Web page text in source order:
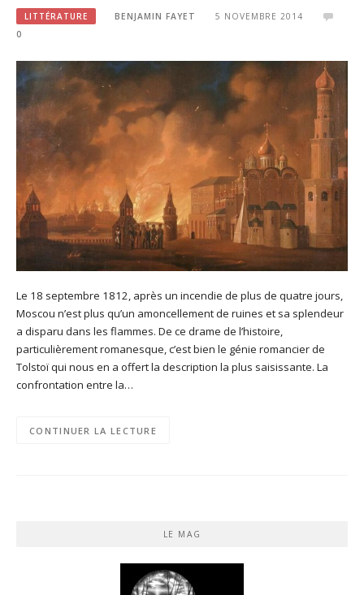
LITTÉRATURE BENJAMIN FAYET
5 NOVEMBRE 2014
0
Le 18 septembre 1812, après un incendie de plus de quatre jours,
Moscou n’est plus qu’un amoncellement de ruines et sa splendeur
a disparu dans les flammes. De ce drame de l’histoire,
particulièrement romanesque, c’est bien le génie romancier de
Tolstoï qui nous en a offert la description la plus saisissante. La
confrontation entre la…
CONTINUER LA LECTURE
LE MAG